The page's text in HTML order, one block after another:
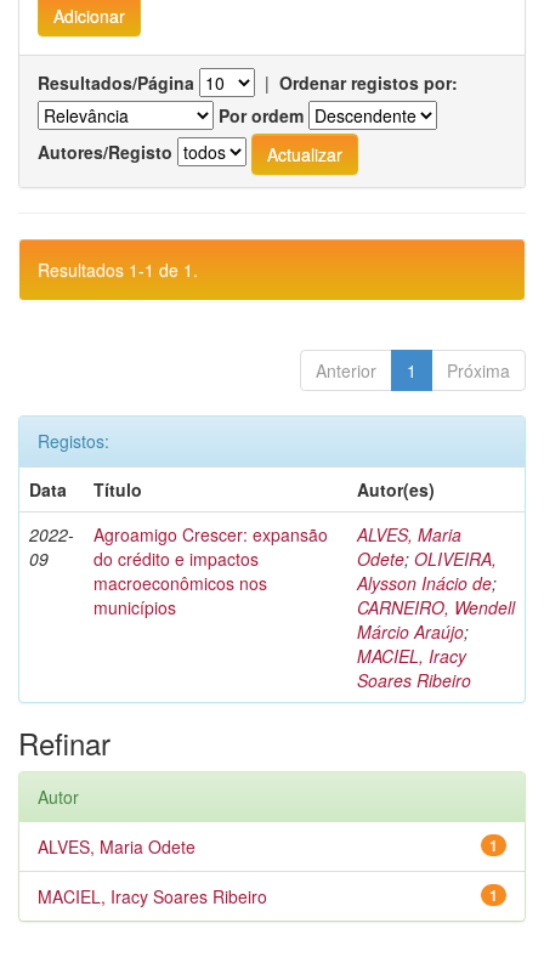
Resultados/Página | Ordenar registos por:
Por ordem
Autores/Registo
Resultados 1-1 de 1.
Anterior 1 Próxima
Registos:
Data
Título
Autor(es)
2022-
09
Agroamigo Crescer: expansão
do crédito e impactos
macroeconômicos nos
municípios
ALVES, Maria
Odete; OLIVEIRA,
Alysson Inácio de;
CARNEIRO, Wendell
Márcio Araújo;
MACIEL, Iracy
Soares Ribeiro
Refinar
Autor
1
ALVES, Maria Odete
1
MACIEL, Iracy Soares Ribeiro